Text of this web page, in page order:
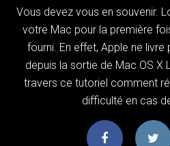
Vous devez vous en souvenir.
votre Mac pour la première
fourni. En effet, Apple ne livre
depuis la sortie de Mac OS X
travers ce tutoriel comment
difficulté en cas